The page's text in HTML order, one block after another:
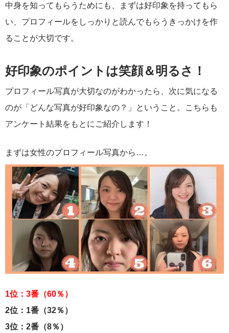
中身を知ってもらうためにも、まずは好印象を持ってもら
い、プロフィールをしっかりと読んでもらうきっかけを作
ることが大切です。
好印象のポイントは笑顔＆明るさ！
プロフィール写真が大切なのがわかったら、次に気になる
のが「どんな写真が好印象なの？」ということ。こちらも
アンケート結果をもとにご紹介します！
まずは女性のプロフィール写真から…。
1位：3番（60％）
2位：1番（32％）
3位：2番（8％）